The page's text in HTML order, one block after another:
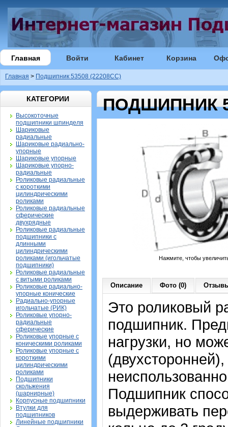
Главная Войти Кабинет Корзина
Главная > Подшипник 53508 (22208CC)
КАТЕГОРИИ
Высокоточные
подшипники шпинделя
Шариковые
радиальные
Шариковые радиально-
упорные
Шариковые упорные
Шариковые упорно-
радиальные
Роликовые радиальные
с короткими
цилиндрическими
роликами
Роликовые радиальные
сферические
двухрядные
Роликовые радиальные
подшипники с
длинными
цилиндрическими
роликами (игольчатые
подшипники)
Роликовые радиальные
с витыми роликами
Роликовые радиально-
упорные конические
Радиально-упорные
игольчатые (РИК)
Роликовые упорно-
радиальные
сферические
Роликовые упорные с
коническими роликами
Роликовые упорные с
короткими
цилиндрическими
роликами
Подшипники
скольжения
(шарнирные)
Корпусные подшипники
Втулки для
подшипников
Линейные подшипники
ПОДШИПНИК
Нажмите, чтобы
Описание Фото (0)
Это роликовый
подшипник.
нагрузки, но
Подшипник
выдерживать